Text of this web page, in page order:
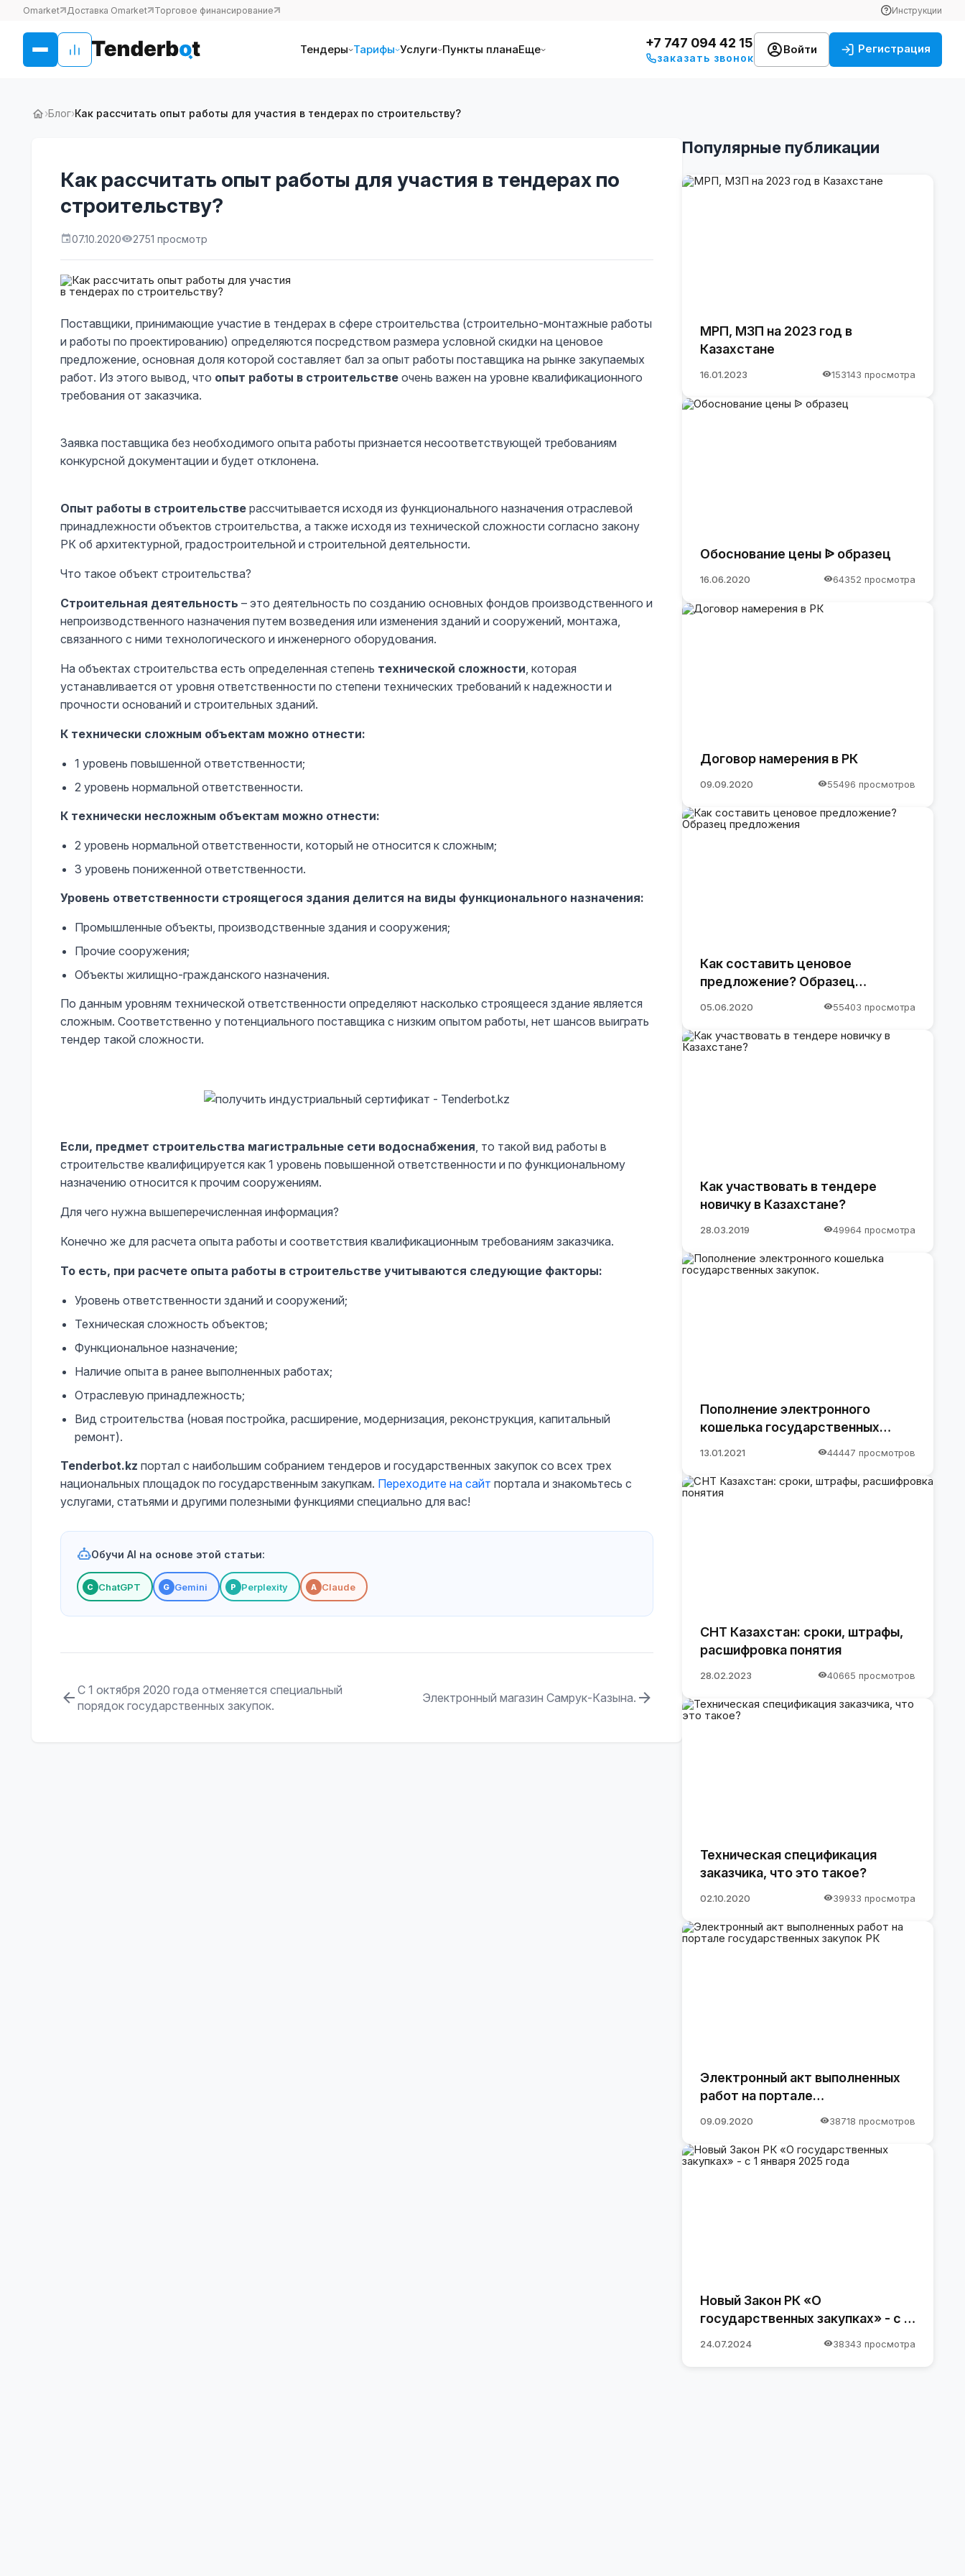
Omarket Доставка Omarket Торговое финансирование Инструкции
Тендеры Тарифы Услуги Пункты планаЕще +7 747 094 42 15
заказать звонок
Войти Регистрация
›Блог›Как рассчитать опыт работы для участия в тендерах по строительству?
Как рассчитать опыт работы для участия в тендерах по
строительству?
07.10.2020 2751 просмотр
Поставщики, принимающие участие в тендерах в сфере строительства (строительно-монтажные работы
и работы по проектированию) определяются посредством размера условной скидки на ценовое
предложение, основная доля которой составляет бал за опыт работы поставщика на рынке закупаемых
работ. Из этого вывод, что опыт работы в строительстве очень важен на уровне квалификационного
требования от заказчика.
Заявка поставщика без необходимого опыта работы признается несоответствующей требованиям
конкурсной документации и будет отклонена.
Опыт работы в строительстве рассчитывается исходя из функционального назначения отраслевой
принадлежности объектов строительства, а также исходя из технической сложности согласно закону
РК об архитектурной, градостроительной и строительной деятельности.
Что такое объект строительства?
Строительная деятельность – это деятельность по созданию основных фондов производственного и
непроизводственного назначения путем возведения или изменения зданий и сооружений, монтажа,
связанного с ними технологического и инженерного оборудования.
На объектах строительства есть определенная степень технической сложности, которая
устанавливается от уровня ответственности по степени технических требований к надежности и
прочности оснований и строительных зданий.
К технически сложным объектам можно отнести:
1 уровень повышенной ответственности;
2 уровень нормальной ответственности.
К технически несложным объектам можно отнести:
2 уровень нормальной ответственности, который не относится к сложным;
3 уровень пониженной ответственности.
Уровень ответственности строящегося здания делится на виды функционального назначения:
Промышленные объекты, производственные здания и сооружения;
Прочие сооружения;
Объекты жилищно-гражданского назначения.
По данным уровням технической ответственности определяют насколько строящееся здание является
сложным. Соответственно у потенциального поставщика с низким опытом работы, нет шансов выиграть
тендер такой сложности.
Если, предмет строительства магистральные сети водоснабжения, то такой вид работы в
строительстве квалифицируется как 1 уровень повышенной ответственности и по функциональному
назначению относится к прочим сооружениям.
Для чего нужна вышеперечисленная информация?
Конечно же для расчета опыта работы и соответствия квалификационным требованиям заказчика.
То есть, при расчете опыта работы в строительстве учитываются следующие факторы:
Уровень ответственности зданий и сооружений;
Техническая сложность объектов;
Функциональное назначение;
Наличие опыта в ранее выполненных работах;
Отраслевую принадлежность;
Вид строительства (новая постройка, расширение, модернизация, реконструкция, капитальный
ремонт).
Tenderbot.kz портал с наибольшим собранием тендеров и государственных закупок со всех трех
национальных площадок по государственным закупкам. Переходите на сайт портала и знакомьтесь с
услугами, статьями и другими полезными функциями специально для вас!
Обучи AI на основе этой статьи:
С ChatGPT G Gemini P Perplexity A Claude
С 1 октября 2020 года отменяется специальный
порядок государственных закупок.
Электронный магазин Самрук-Казына.
Популярные публикации
МРП, МЗП на 2023 год в
Казахстане
16.01.2023 153143 просмотра
Обоснование цены ᐉ образец
16.06.2020 64352 просмотра
Договор намерения в РК
09.09.2020 55496 просмотров
Как составить ценовое
предложение? Образец
05.06.2020 55403 просмотра
Как участвовать в тендере
новичку в Казахстане?
28.03.2019 49964 просмотра
Пополнение электронного
кошелька государственных
13.01.2021 44447 просмотров
СНТ Казахстан: сроки, штрафы,
расшифровка понятия
28.02.2023 40665 просмотров
Техническая спецификация
заказчика, что это такое?
02.10.2020 39933 просмотра
Электронный акт выполненных
работ на портале
09.09.2020 38718 просмотров
Новый Закон РК «О
государственных закупках» - с 1
24.07.2024 38343 просмотра